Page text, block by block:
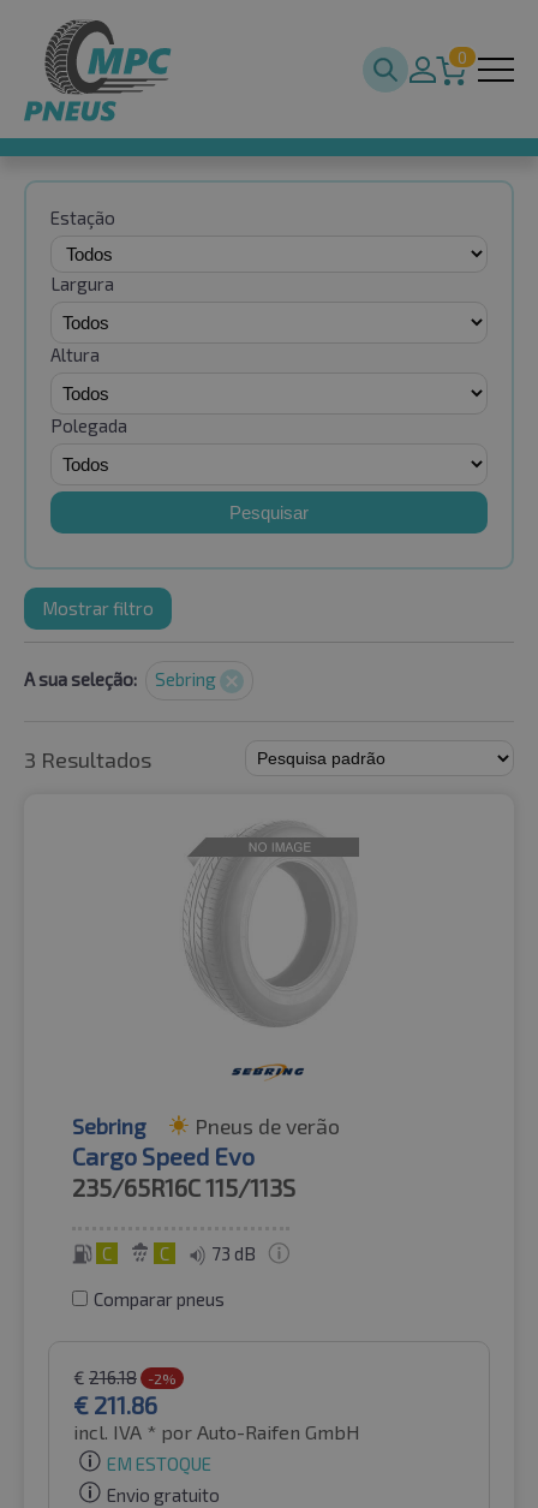
0
Estação
Largura
Altura
Polegada
Pesquisar
Mostrar filtro
A sua seleção: Sebring
3 Resultados
Sebring Pneus de verão
Cargo Speed Evo
235/65R16C115/113S
C C 73 dB
Comparar pneus
€ 216.18 -2%
€ 211.86
incl. IVA * por Auto-Raifen GmbH
EM ESTOQUE
Envio gratuito